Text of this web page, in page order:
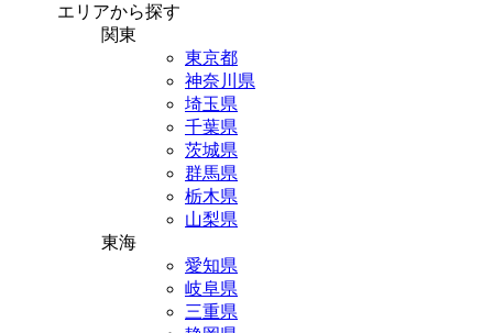
エリアから探す
関東
東京都
神奈川県
埼玉県
千葉県
茨城県
群馬県
栃木県
山梨県
東海
愛知県
岐阜県
三重県